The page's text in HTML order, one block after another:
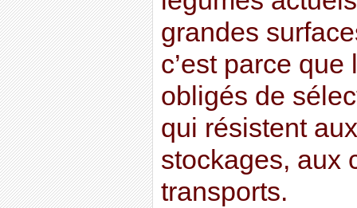
grandes
c’est parce
obligés de
qui résistent
stockages, aux
transports.